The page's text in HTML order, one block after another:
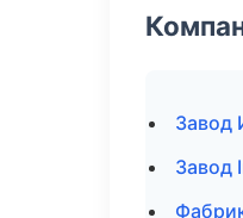
Завод
Завод